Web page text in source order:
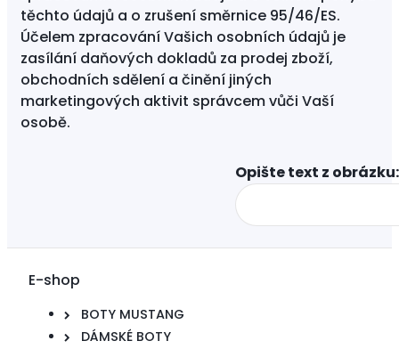
těchto údajů a o zrušení směrnice 95/46/ES.
Účelem zpracování Vašich osobních údajů je
zasílání daňových dokladů za prodej zboží,
obchodních sdělení a činění jiných
marketingových aktivit správcem vůči Vaší
osobě.
Opište text z
E-shop
BOTY MUSTANG
DÁMSKÉ BOTY